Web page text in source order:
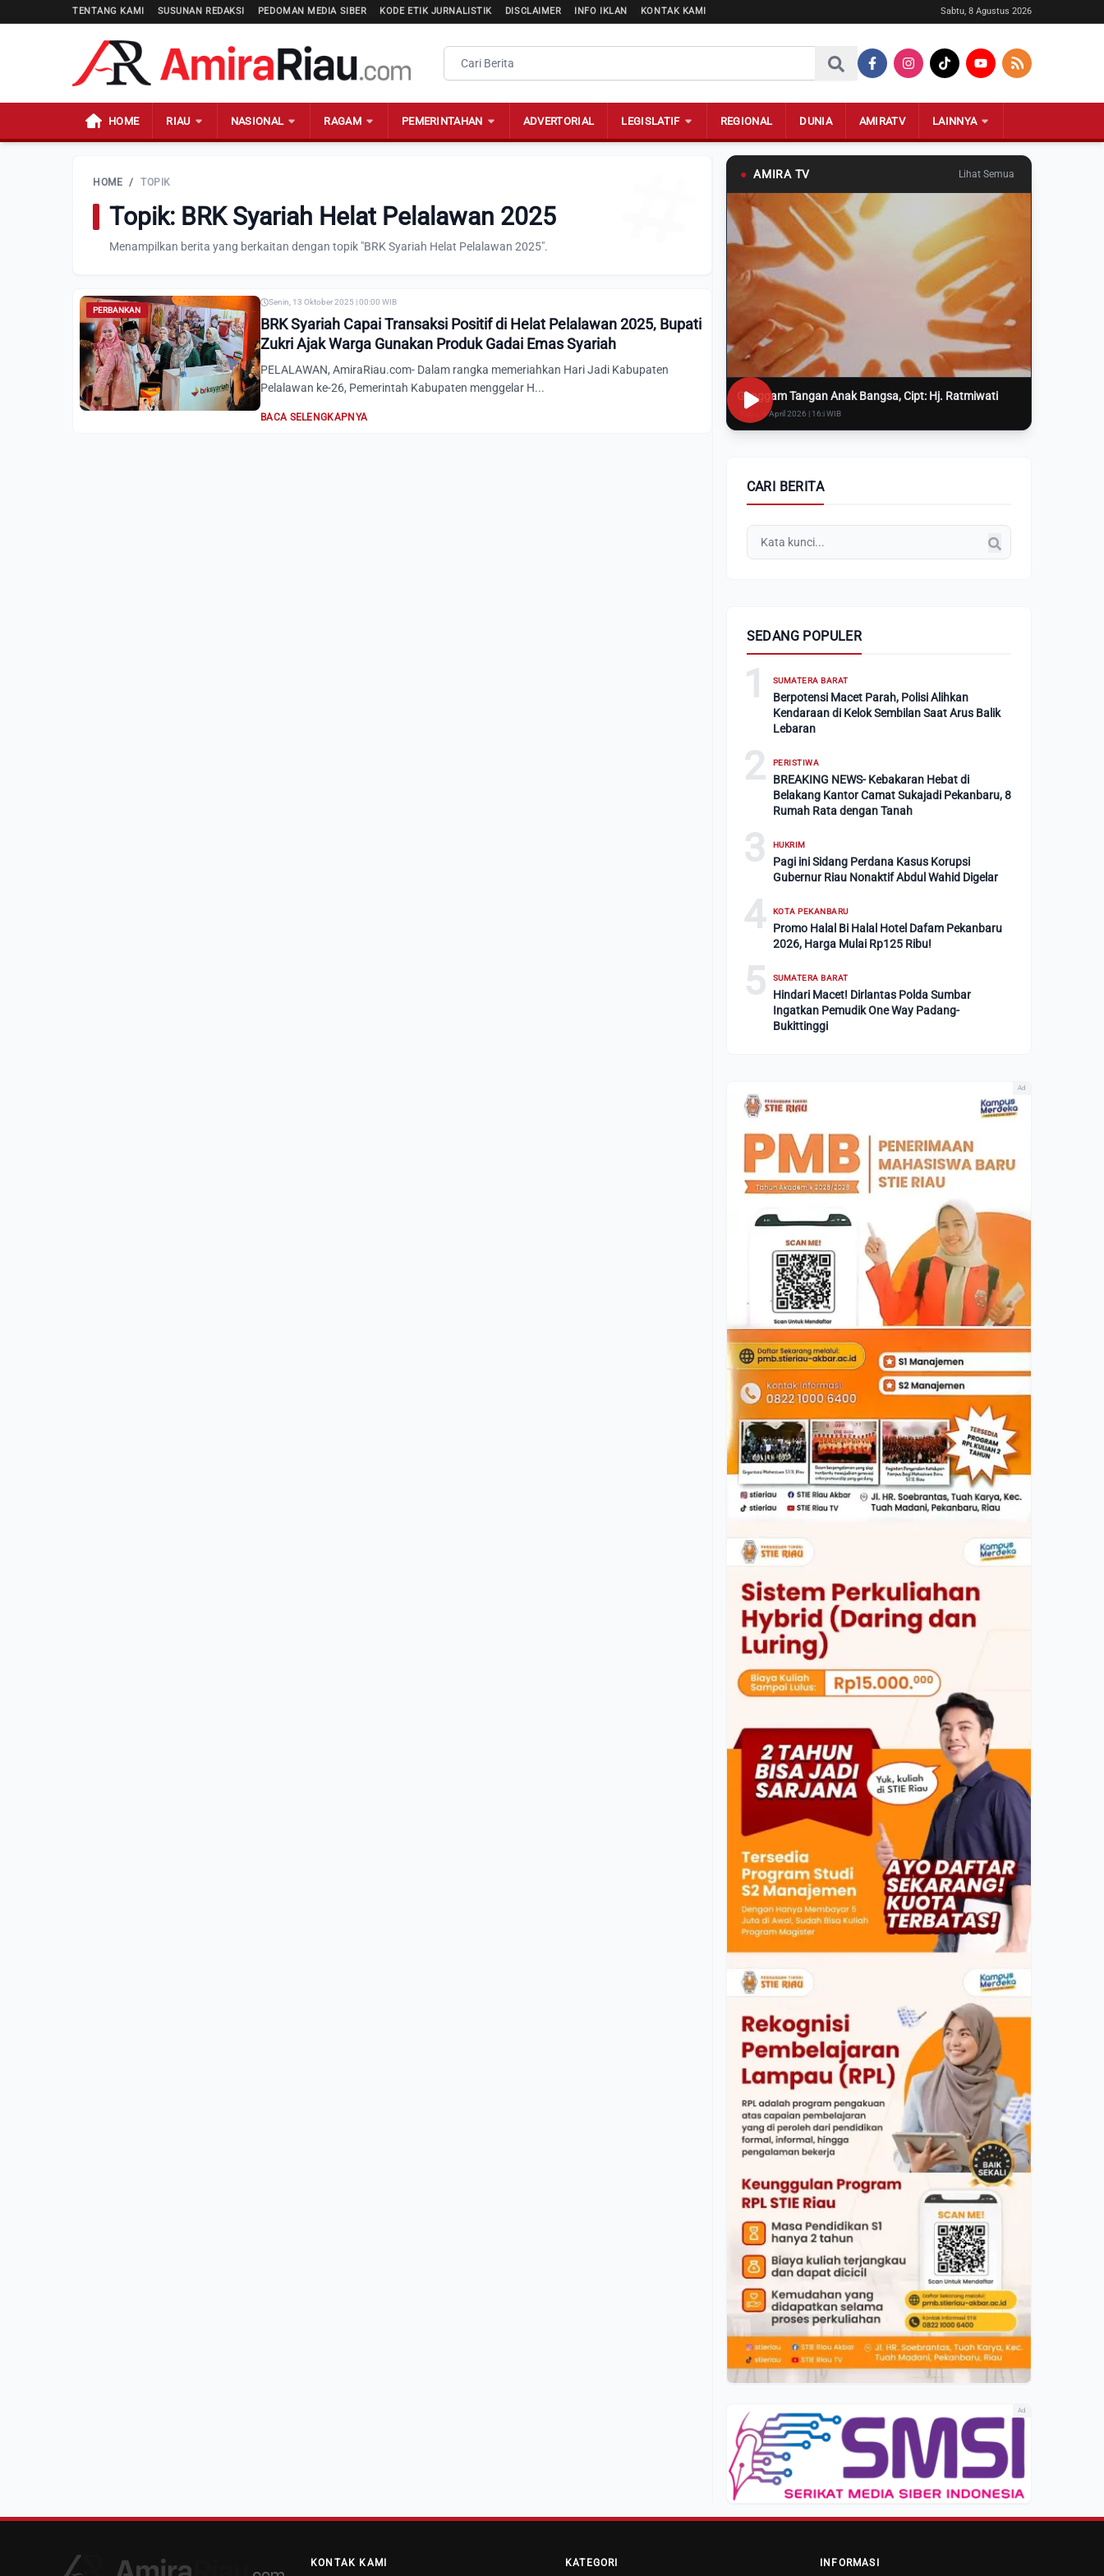
TENTANG KAMI SUSUNAN REDAKSI PEDOMAN MEDIA SIBER KODE ETIK JURNALISTIK DISCLAIMER INFO IKLAN KONTAK KAMI Sabtu, 8 Agustus 2026
HOME RIAU NASIONAL RAGAM PEMERINTAHAN ADVERTORIAL LEGISLATIF REGIONAL DUNIA AMIRATV LAINNYA
HOME / TOPIK
Topik: BRK Syariah Helat Pelalawan 2025
Menampilkan berita yang berkaitan dengan topik "BRK Syariah Helat Pelalawan 2025".
PERBANKAN
Senin, 13 Oktober 2025 | 00:00 WIB
BRK Syariah Capai Transaksi Positif di Helat Pelalawan 2025, Bupati
Zukri Ajak Warga Gunakan Produk Gadai Emas Syariah
PELALAWAN, AmiraRiau.com- Dalam rangka memeriahkan Hari Jadi Kabupaten
Pelalawan ke-26, Pemerintah Kabupaten menggelar H...
BACA SELENGKAPNYA
● AMIRA TV Lihat Semua
Genggam Tangan Anak Bangsa, Cipt: Hj. Ratmiwati
Rabu, 8 April 2026 | 16:i WIB
CARI BERITA
SEDANG POPULER
1 SUMATERA BARAT
Berpotensi Macet Parah, Polisi Alihkan
Kendaraan di Kelok Sembilan Saat Arus Balik
Lebaran
2 PERISTIWA
BREAKING NEWS- Kebakaran Hebat di
Belakang Kantor Camat Sukajadi Pekanbaru, 8
Rumah Rata dengan Tanah
3 HUKRIM
Pagi ini Sidang Perdana Kasus Korupsi
Gubernur Riau Nonaktif Abdul Wahid Digelar
4 KOTA PEKANBARU
Promo Halal Bi Halal Hotel Dafam Pekanbaru
2026, Harga Mulai Rp125 Ribu!
5 SUMATERA BARAT
Hindari Macet! Dirlantas Polda Sumbar
Ingatkan Pemudik One Way Padang-
Bukittinggi
Ad
Ad
KONTAK KAMI KATEGORI INFORMASI